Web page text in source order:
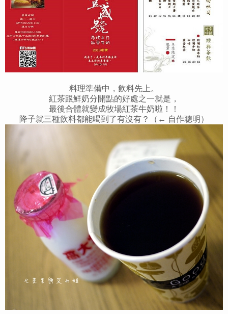
料理準備中，飲料先上。
紅茶跟鮮奶分開點的好處之一就是，
最後合體就變成牧場紅茶牛奶啦！！
降子就三種飲料都能喝到了有沒有？（← 自作聰明）